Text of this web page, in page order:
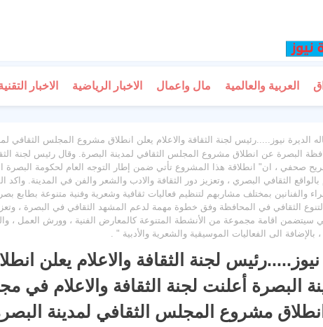
العربية والعالمية مال واعمال الاخبار الرياضية الاخبار
الديرة نيوز.....رئيس لجنة الثقافة والاعلام يعلن انطلاق مشروع المجلس الثقافي
البصرة عن انطلاق مشروع المجلس الثقافي لمدينة البصرة. وقال رئيس لجنة
صحفي ، ان" انطلاقة هذا المشروع تأتي ضمن إطار التوجه العام لحكومة البصرة
بالواقع الثقافي البصري ، وتعزيز دور الثقافة والادب والشعر والفن في المدينة.
والفنانين بمختلف مشاربهم لتنظيم فعاليات ثقافية وشعرية وفنية متنوعة
الثقافي في المحافظة وفق خطوة مهمة لدعم المشهد الثقافي في البصرة ،
سيتضمن اقامة مجموعة من الأنشطة المتنوعة كالمعارض الفنية ، وورش العمل ،
بالإضافة الى الفعاليات الموسيقية والشعرية والأدبية " .
نيوز.....رئيس لجنة الثقافة والاعلام يعلن
البصرة أعلنت لجنة الثقافة والاعلام
مشروع المجلس الثقافي لمدينة